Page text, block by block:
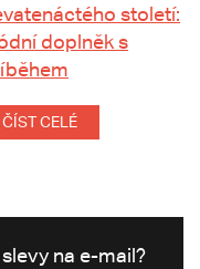
století:
doplněk s
ČÍST CELÉ
na e-mail?